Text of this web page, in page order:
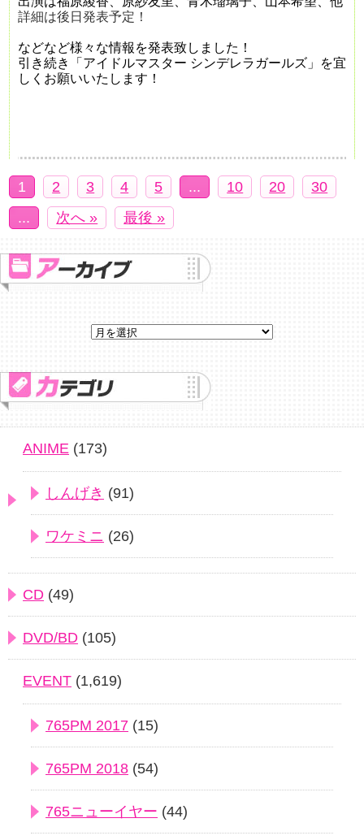
詳細は後日発表予定！
などなど様々な情報を発表致しました！
引き続き
「アイドルマスター シンデレラガールズ」を宜
しくお願いいたします！
1 2 3 4 5 ... 10 20
30
...
次へ » 最後 »
ANIME (173)
しんげき (91)
ワケミニ (26)
CD (49)
DVD/BD (105)
EVENT (1,619)
765PM 2017 (15)
765PM 2018 (54)
765ニューイヤー (44)